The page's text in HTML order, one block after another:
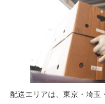
配送エリアは、東京・埼玉